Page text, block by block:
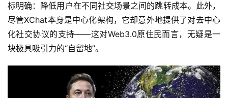
标明确：降低用户在不同社交场景之间的跳转成本。此外，
尽管XChat本身是中心化架构，它却意外地提供了对去中心
化社交协议的支持——这对Web3.0原住民而言，无疑是一
块极具吸引力的“自留地”。